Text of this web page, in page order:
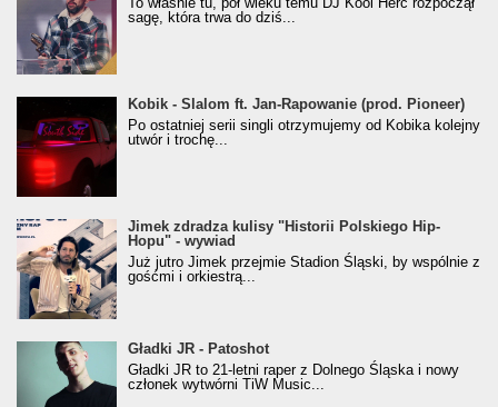
(Popkillery 2023)sagę, która trwa do dziś...
Kobik - Slalom ft. Jan-Rapowanie (prod. Pioneer)
[Official Music Visualiser]
Kobik - Slalom ft. Jan-Rapowanie (prod. Pioneer)
Po ostatniej serii singli otrzymujemy od Kobika kolejny
utwór i trochę...
Jimek zdradza kulisy "Historii Polskiego Hip-
Hopu" - wywiad
Jimek zdradza kulisy "Historii Polskiego Hip-
Hopu" - wywiad
Już jutro Jimek przejmie Stadion Śląski, by wspólnie z
gośćmi i orkiestrą...
Gładki JR - Patoshot
Gładki JR - Patoshot
Gładki JR to 21-letni raper z Dolnego Śląska i nowy
członek wytwórni TiW Music...